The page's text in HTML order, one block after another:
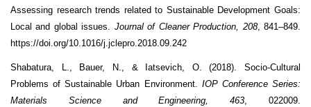
Assessing research trends related to Sustainable Development Goals:
Local and global issues. Journal of Cleaner Production, 208, 841–849.
https://doi.org/10.1016/j.jclepro.2018.09.242
Shabatura, L., Bauer, N., & Iatsevich, O. (2018). Socio-Cultural
Problems of Sustainable Urban Environment. IOP Conference Series:
Materials Science and Engineering, 463, 022009.